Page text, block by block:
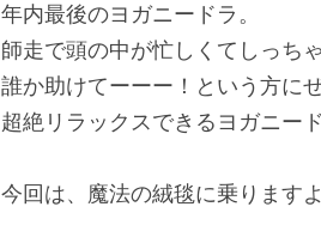
年内最後のヨガニードラ。
師走で頭の中が忙しくてしっち
誰か助けてーーー！という方に
超絶リラックスできるヨガニード
今回は、魔法の絨毯に乗りますよ